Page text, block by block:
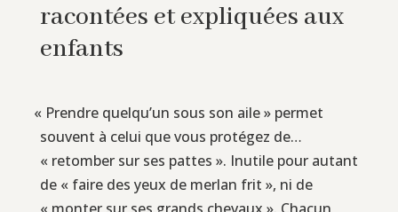
racontées et expliquées aux
enfants
« Prendre quelqu’un sous son aile » permet
souvent à celui que vous protégez de…
« retomber sur ses pattes ». Inutile pour autant
de « faire des yeux de merlan frit », ni de